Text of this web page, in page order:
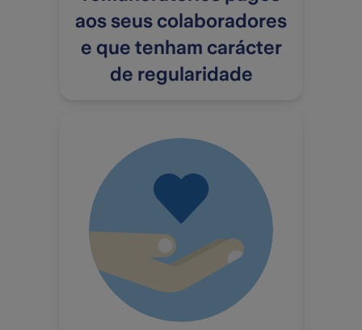
aos seus colaboradores
e que tenham carácter
de regularidade